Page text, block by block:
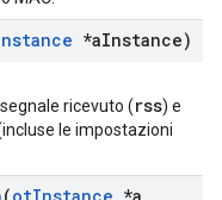
*aInstance)
ricevuto (rss) e
le impostazioni